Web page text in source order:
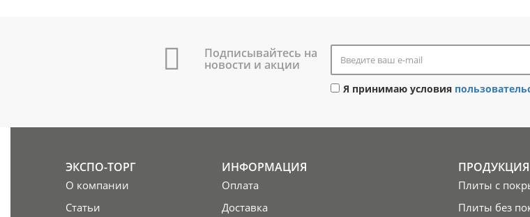
Подписывайтесь на
новости и акции
Я принимаю условия
ЭКСПО-ТОРГ
О компании
Статьи
ИНФОРМАЦИЯ
Оплата
Доставка
ПРОДУКЦИЯ
Плиты с
Плиты без